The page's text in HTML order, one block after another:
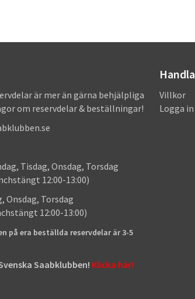
är mer än gärna behjälpliga
om reservdelar & beställningar!
Tisdag, Onsdag, Torsdag
12:00-13:00)
Onsdag, Torsdag
12:00-13:00)
på era beställda reservdelar är 3-5
Saabklubben! Klicka här!
Handla
Villkor
Logga in